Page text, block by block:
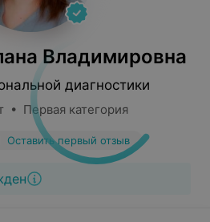
Владимировна
диагностики
• Первая категория
Оставить первый отзыв